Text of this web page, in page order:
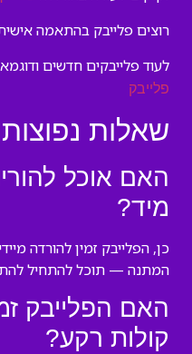
רוצים פלייבק בהתאמה
לעוד פלייבקים חדשים
פלייבק
שאלות נפוצות
האם אוכל
מיד?
כן, הפלייבק זמין להורדה
המתנה — תוכל להתחיל
האם הפלייבק
קולות רקע?